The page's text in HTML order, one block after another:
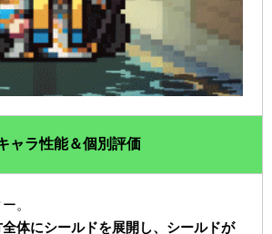
ャラ性能＆個別評価
。
体にシールドを展開し、シールドが